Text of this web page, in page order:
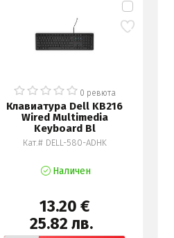
0 ревюта
Клавиатура Dell KB216
Wired Multimedia
Keyboard Bl
Кат.# DELL-580-ADHK
Наличен
13.20 €
25.82 лв.